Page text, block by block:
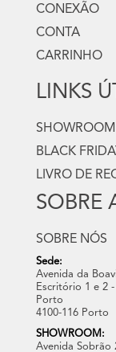
CONEXÃO
CONTA
CARRINHO
LINKS
BLACK
LIVRO DE
SOBRE
SOBRE NÓS
Sede:
Avenida da
Escritório 1 e 2
Porto
4100-116 Porto
SHOWROOM:
Avenida Sobrão